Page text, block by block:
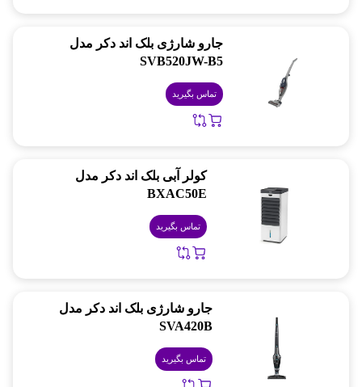
جارو شارژی بلک اند دکر مدل
SVB520JW-B5
تماس بگیرید
کولر آبی بلک اند دکر مدل
BXAC50E
تماس بگیرید
جارو شارژی بلک اند دکر مدل
SVA420B
تماس بگیرید